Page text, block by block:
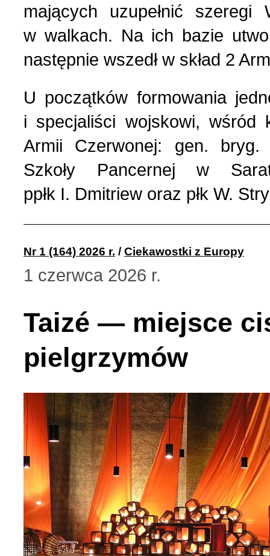
mających uzupełnić szeregi
w walkach. Na ich bazie
następnie wszedł w skład 2
U początków formowania
i specjaliści wojskowi, wśród
Armii Czerwonej: gen. bryg.
Szkoły Pancernej w
ppłk I. Dmitriew oraz płk W.
Nr 1 (164) 2026 r. / Ciekawostki z Europy
1 czerwca 2026 r.
Taizé — miejsce
pielgrzymów